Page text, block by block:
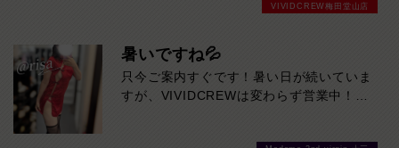
VIVIDCREW梅田堂山店
暑いですね💦
只今ご案内すぐです！暑い日が続いていま
すが、VIVIDCREWは変わらず営業中！お